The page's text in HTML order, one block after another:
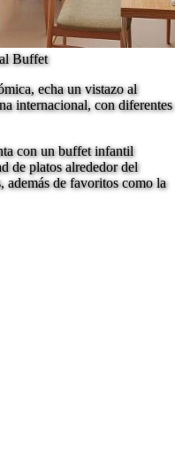
Buffet
echa un vistazo al
internacional, con diferentes
con un buffet infantil
de platos alrededor del
además de favoritos como la